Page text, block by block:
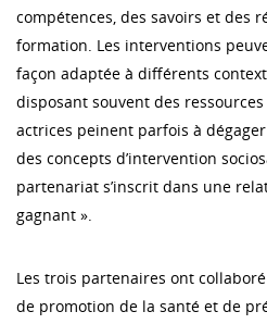
compétences, des savoirs et des
formation. Les interventions
façon adaptée à différents
disposant souvent des
actrices peinent parfois à
des concepts d’intervention
partenariat s’inscrit dans une
gagnant ».
Les trois partenaires ont
de promotion de la santé et de